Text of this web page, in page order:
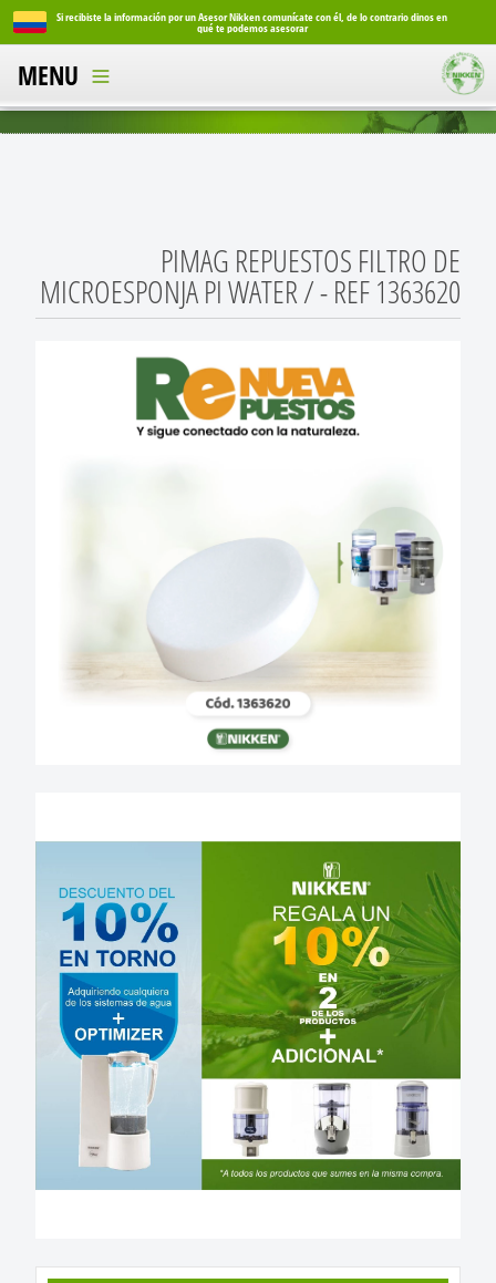
Si recibiste la información por un Asesor Nikken comunícate con él, de lo contrario dinos en
qué te podemos asesorar
MENU
PIMAG REPUESTOS FILTRO DE
MICROESPONJA PI WATER / - REF 1363620